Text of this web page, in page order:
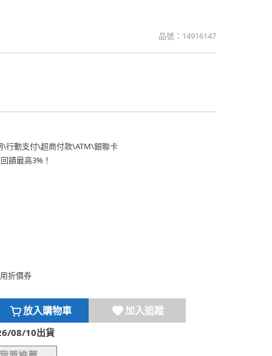
品號： 14916147
\行動支付\超商付款\ATM\銀聯卡
饋最高3%！
折價券
放入購物車 加入追蹤
08/10出貨